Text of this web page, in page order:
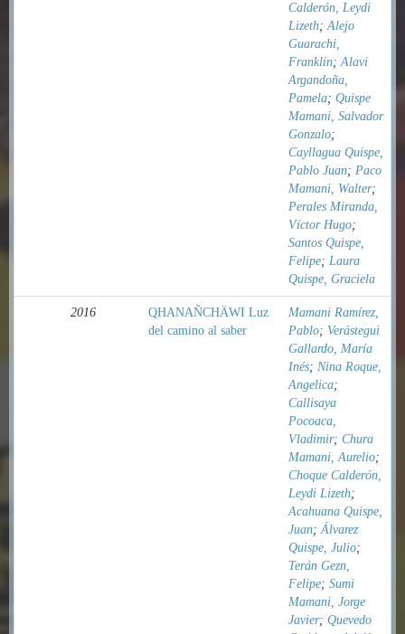
Calderón, Leydi
Lizeth;Alejo
Guarachi,
Franklin;Alavi
Argandoña,
Pamela; Quispe
Mamani, Salvador
Gonzalo;
Cayllagua Quispe,
Pablo Juan; Paco
Mamani, Walter;
Perales Miranda,
Víctor Hugo;
Santos Quispe,
Felipe; Laura
Quispe, Graciela
2016
QHANAÑCHÄWI Luz
del camino al saber
Mamani Ramírez,
Pablo; Verástegui
Gallardo, María
Inés; Nina Roque,
Angelica;
Callisaya
Pocoaca,
Vladimir; Chura
Mamani, Aurelio;
Choque Calderón,
Leydi Lizeth;
Acahuana Quispe,
Juan;Álvarez
Quispe, Julio;
Terán Gezn,
Felipe; Sumi
Mamani, Jorge
Javier; Quevedo